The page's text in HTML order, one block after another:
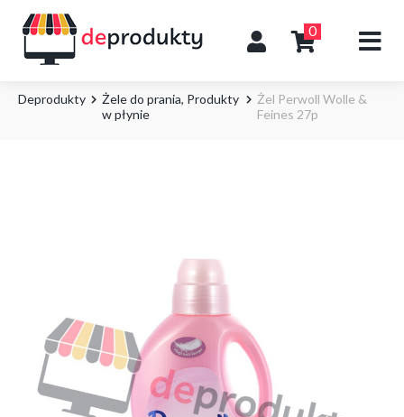
0
Deprodukty Żele do prania, Produkty
w płynie
Żel Perwoll Wolle &
Feines 27p